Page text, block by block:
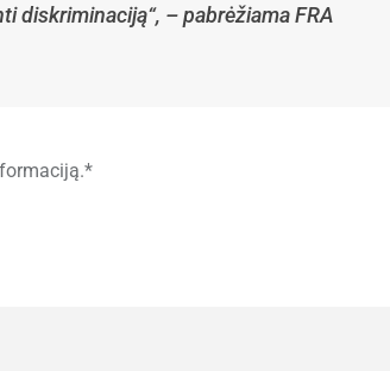
diskriminaciją“, – pabrėžiama FRA